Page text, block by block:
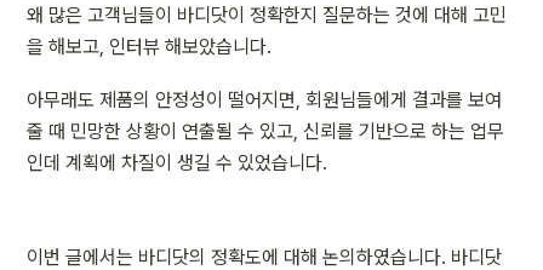
왜 많은 고객님들이 바디닷이 정확한지 질문하는 것에 대해 고민
을 해보고, 인터뷰 해보았습니다.
아무래도 제품의 안정성이 떨어지면, 회원님들에게 결과를 보여
줄 때 민망한 상황이 연출될 수 있고, 신뢰를 기반으로 하는 업무
인데 계획에 차질이 생길 수 있었습니다.
이번 글에서는 바디닷의 정확도에 대해 논의하였습니다. 바디닷